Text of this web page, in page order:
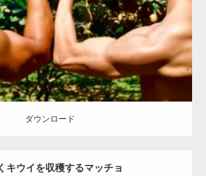
ード
ダウンロード
キウイを収穫するマッチョ